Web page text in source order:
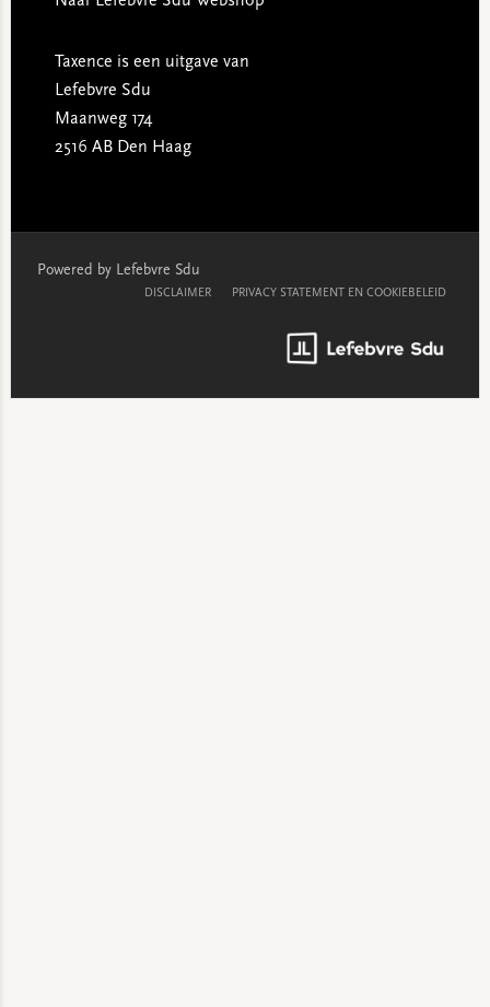
Taxence is een uitgave van
Lefebvre Sdu
Maanweg 174
2516 AB Den Haag
Powered by Lefebvre Sdu
DISCLAIMER PRIVACY STATEMENT EN COOKIEBELEID